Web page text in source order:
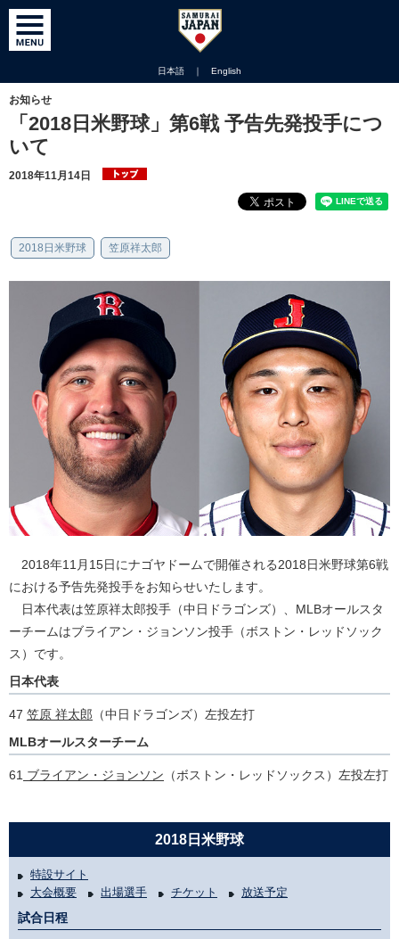
日本語 ｜ English
お知らせ
「2018日米野球」第6戦 予告先発投手につ
いて
2018年11月14日
2018日米野球 笠原祥太郎
2018年11月15日にナゴヤドームで開催される2018日米野球第6戦
における予告先発投手をお知らせいたします。
日本代表は笠原祥太郎投手（中日ドラゴンズ）、MLBオールスタ
ーチームはブライアン・ジョンソン投手（ボストン・レッドソック
ス）です。
日本代表
47 笠原 祥太郎 （中日ドラゴンズ）左投左打
MLBオールスターチーム
61 ブライアン・ジョンソン （ボストン・レッドソックス）左投左打
2018日米野球
特設サイト
大会概要
出場選手 チケット 放送予定
試合日程